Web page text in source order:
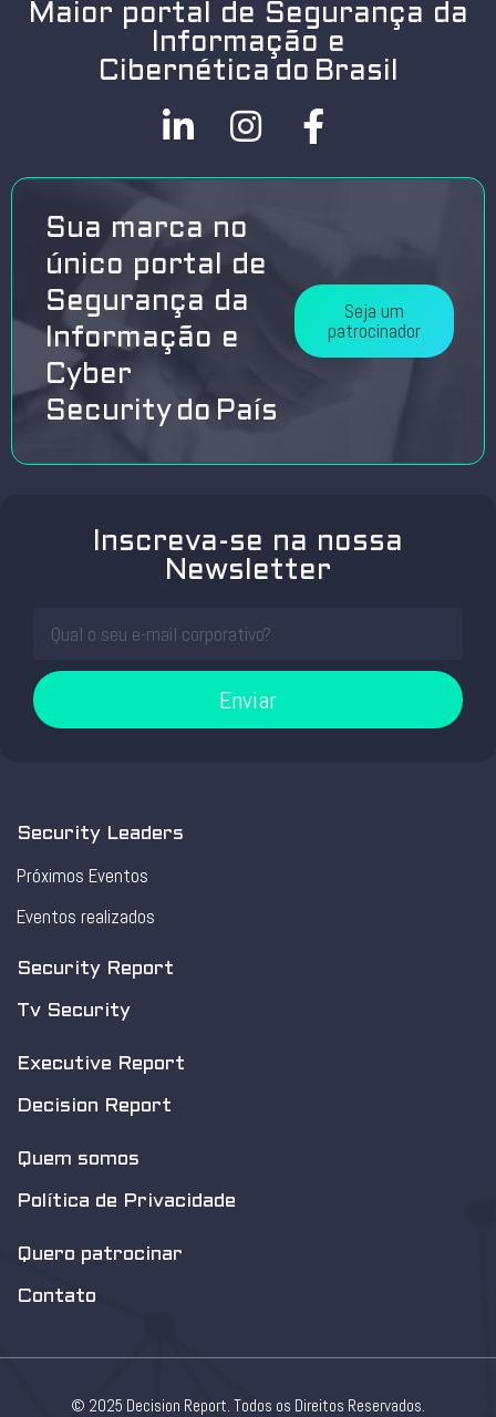
Maior portal de Segurança da
Informação e
Cibernética do Brasil
Sua marca no
único portal de
Segurança da
Informação e
Cyber
Security do País
Seja um
patrocinador
Inscreva-se na nossa
Newsletter
Enviar
Security Leaders
Próximos Eventos
Eventos realizados
Security Report
Tv Security
Executive Report
Decision Report
Quem somos
Política de Privacidade
Quero patrocinar
Contato
© 2025 Decision Report. Todos os Direitos Reservados.